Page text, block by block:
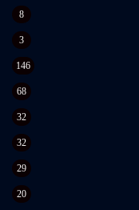
8
3
146
68
32
32
29
20